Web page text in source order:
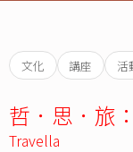
文化 講座 活
哲．思．旅
Travella